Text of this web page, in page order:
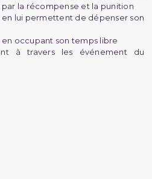
la récompense et la punition
lui permettent de dépenser son
occupant son temps libre
à travers les événement du